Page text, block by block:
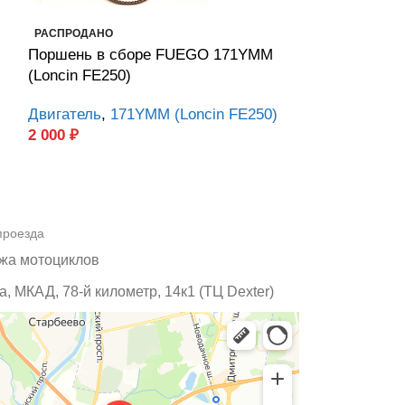
РАСПРОДАНО
Поршень в сборе FUEGO 171YMM
(Loncin FE250)
Двигатель, 171YMM (Loncin FE250)
2 000 ₽
мотоциклов
МКАД, 78-й километр, 14к1 (ТЦ Dexter)